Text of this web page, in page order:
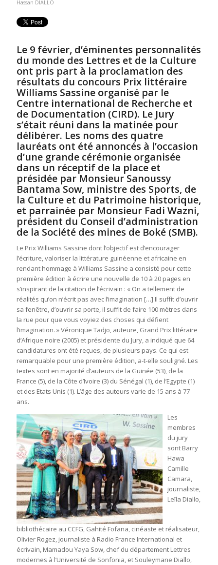
Hassan DIALLO
Le 9 février, d’éminentes personnalités
du monde des Lettres et de la Culture
ont pris part à la proclamation des
résultats du concours Prix littéraire
Williams Sassine organisé par le
Centre international de Recherche et
de Documentation (CIRD). Le Jury
s’était réuni dans la matinée pour
délibérer. Les noms des quatre
lauréats ont été annoncés à l’occasion
d’une grande cérémonie organisée
dans un réceptif de la place et
présidée par Monsieur Sanoussy
Bantama Sow, ministre des Sports, de
la Culture et du Patrimoine historique,
et parrainée par Monsieur Fadi Wazni,
président du Conseil d’administration
de la Société des mines de Boké (SMB).
Le Prix Williams Sassine dont l’objectif est d’encourager
l’écriture, valoriser la littérature guinéenne et africaine en
rendant hommage à Williams Sassine a consisté pour cette
première édition à écrire une nouvelle de 10 à 20 pages en
s’inspirant de la citation de l’écrivain : « On a tellement de
réalités qu’on n’écrit pas avec l’imagination […] Il suffit d’ouvrir
sa fenêtre, d’ouvrir sa porte, il suffit de faire 100 mètres dans
la rue pour que vous voyiez des choses qui défient
l’imagination. » Véronique Tadjo, auteure, Grand Prix littéraire
d’Afrique noire (2005) et présidente du Jury, a indiqué que 64
candidatures ont été reçues, de plusieurs pays. Ce qui est
remarquable pour une première édition, a-t-elle souligné. Les
textes sont en majorité d’auteurs de la Guinée (53), de la
France (5), de la Côte d’Ivoire (3) du Sénégal (1), de l’Egypte (1)
et des Etats Unis (1). L’âge des auteurs varie de 15 ans à 77
ans.
Les
membres
du jury
sont Barry
Hawa
Camille
Camara,
journaliste,
Leïla Diallo,
bibliothécaire au CCFG, Gahité Fofana, cinéaste et réalisateur,
Olivier Rogez, journaliste à Radio France International et
écrivain, Mamadou Yaya Sow, chef du département Lettres
modernes à l’Université de Sonfonia, et Souleymane Diallo,